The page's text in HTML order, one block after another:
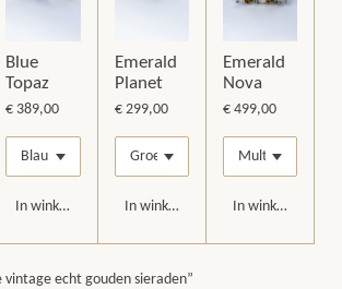
Blue
Topaz
€ 389,00
In winkelwagen
Emerald
Planet
€ 299,00
In winkelwagen
Emerald
Nova
€ 499,00
In winkelwagen
vintage echt gouden sieraden”